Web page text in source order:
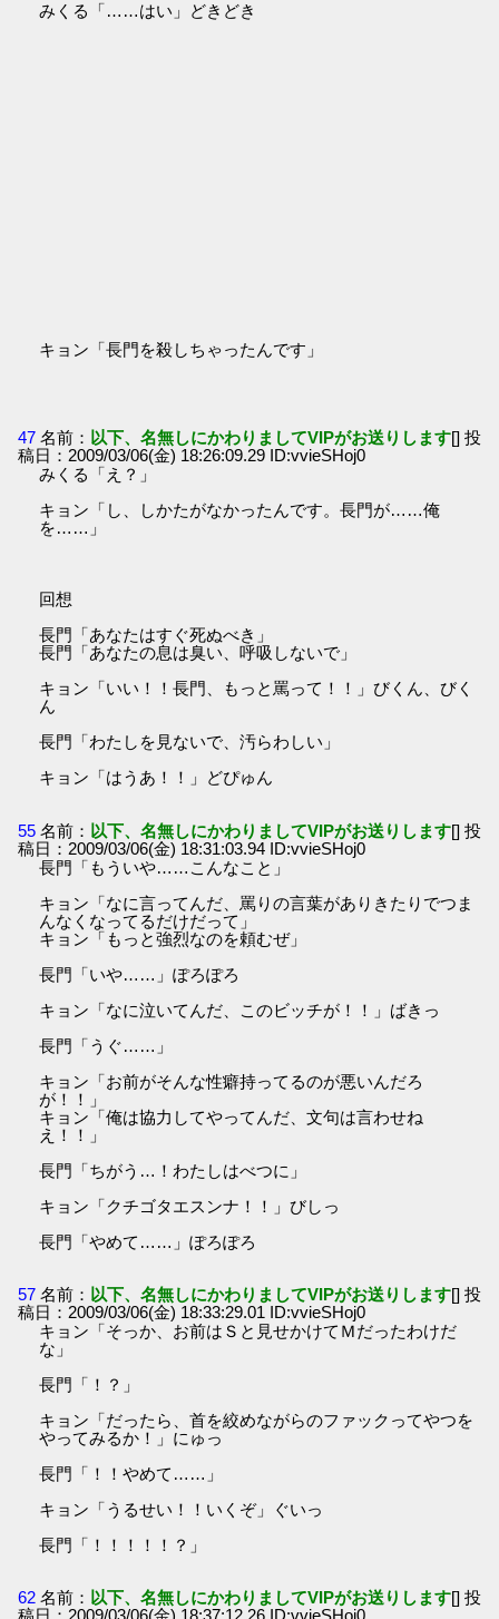
みくる「……はい」どきどき
キョン「長門を殺しちゃったんです」
47 名前： 以下、名無しにかわりましてVIPがお送りします[] 投
稿日：2009/03/06(金) 18:26:09.29 ID:vvieSHoj0
みくる「え？」
キョン「し、しかたがなかったんです。長門が……俺
を……」
回想
長門「あなたはすぐ死ぬべき」
長門「あなたの息は臭い、呼吸しないで」
キョン「いい！！長門、もっと罵って！！」びくん、びく
ん
長門「わたしを見ないで、汚らわしい」
キョン「はうあ！！」どぴゅん
55 名前： 以下、名無しにかわりましてVIPがお送りします[] 投
稿日：2009/03/06(金) 18:31:03.94 ID:vvieSHoj0
長門「もういや……こんなこと」
キョン「なに言ってんだ、罵りの言葉がありきたりでつま
んなくなってるだけだって」
キョン「もっと強烈なのを頼むぜ」
長門「いや……」ぽろぽろ
キョン「なに泣いてんだ、このビッチが！！」ばきっ
長門「うぐ……」
キョン「お前がそんな性癖持ってるのが悪いんだろ
が！！」
キョン「俺は協力してやってんだ、文句は言わせね
え！！」
長門「ちがう…！わたしはべつに」
キョン「クチゴタエスンナ！！」びしっ
長門「やめて……」ぽろぽろ
57 名前： 以下、名無しにかわりましてVIPがお送りします[] 投
稿日：2009/03/06(金) 18:33:29.01 ID:vvieSHoj0
キョン「そっか、お前はＳと見せかけてＭだったわけだ
な」
長門「！？」
キョン「だったら、首を絞めながらのファックってやつを
やってみるか！」にゅっ
長門「！！やめて……」
キョン「うるせい！！いくぞ」ぐいっ
長門「！！！！！？」
62 名前： 以下、名無しにかわりましてVIPがお送りします[] 投